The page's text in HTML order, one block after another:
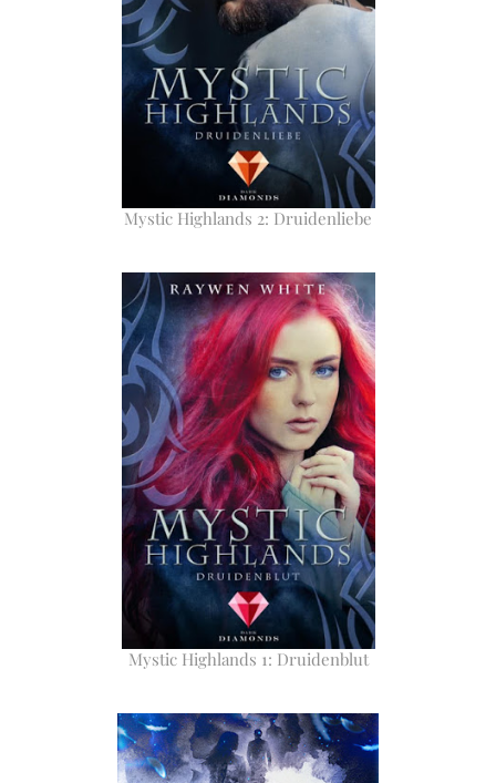
Mystic Highlands 2: Druidenliebe
Mystic Highlands 1: Druidenblut